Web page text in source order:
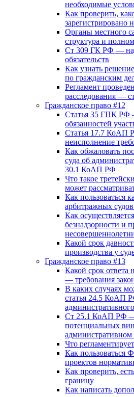
необходимые
Как проверить,
зарегистрировано
Органы местного
структура и
Ст 309 ГК РФ —
обязательств
Как узнать
по гражданским
Регламент
расследования —
Гражданское право #12
Статья 35 ГПК РФ
обязанностей
Статья 17.7 КоАП
неисполнение
Как обжаловать
суда об
30.1 КоАП РФ
Что такое
может
Как пользоваться
арбитражных
Как
безнадзорности и
Какой срок
производства у
Гражданское право #13
Какой срок
— требования
В каких случаях
статья 24.5 КоАП
Ст 25.1 КоАП РФ —
потенциальных
административном
Что
Как пользоваться
проектов
Как проверить,
границу
Как написать